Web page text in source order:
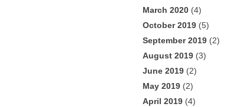
March 2020 (4)
October 2019 (5)
September 2019 (2)
August 2019 (3)
June 2019 (2)
May 2019 (2)
April 2019 (4)